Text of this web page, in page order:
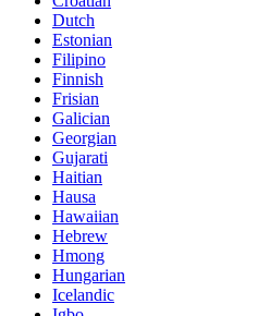
Dutch
Estonian
Filipino
Finnish
Frisian
Galician
Georgian
Gujarati
Haitian
Hausa
Hawaiian
Hebrew
Hmong
Hungarian
Icelandic